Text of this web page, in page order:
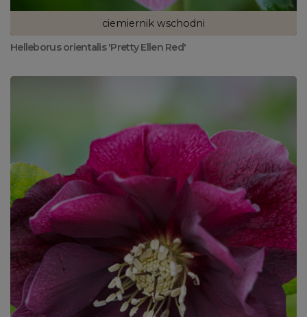
ciemiernik wschodni
Helleborus orientalis 'Pretty Ellen Red'